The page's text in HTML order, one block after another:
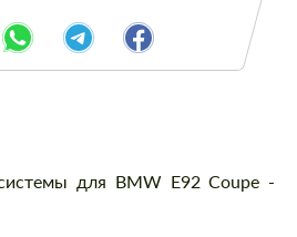
для BMW E92 Coupe -